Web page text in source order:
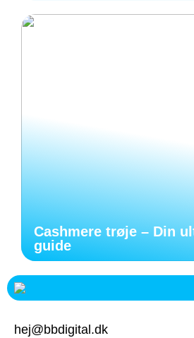
Cashmere trøje – Din
guide
hej@bbdigital.dk